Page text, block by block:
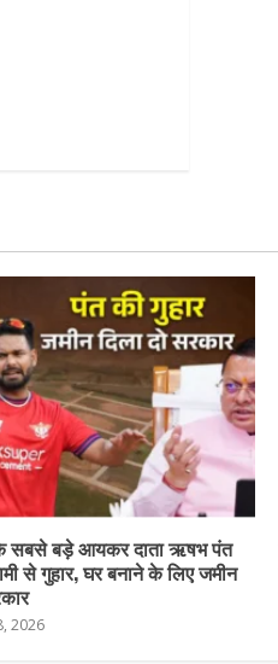
सबसे बड़े आयकर दाता ऋषभ पंत
से गुहार, घर बनाने के लिए जमीन
2026